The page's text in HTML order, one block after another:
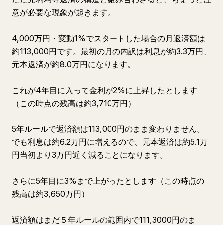
意が必要な現象が起きます。
4,000万円・変動1%でスタートした場合の月返済額は
約113,000円です。最初の月の内訳は利息が約3.3万円、
元本返済が約8.0万円になります。
これが4年目に入って金利が2%に上昇したとします
（この時点の残高は約3,710万円）
5年ルールで返済額は113,000円のまま変わりません。
でも利息は約6.2万円に増えるので、元本返済は約5.1万
円当初より3万円近く減ることになります。
さらに5年目に3%まで上がったとします（この時点の
残高は約3,650万円）
返済額はまだ５年ルールの範囲内で111,3000円のま